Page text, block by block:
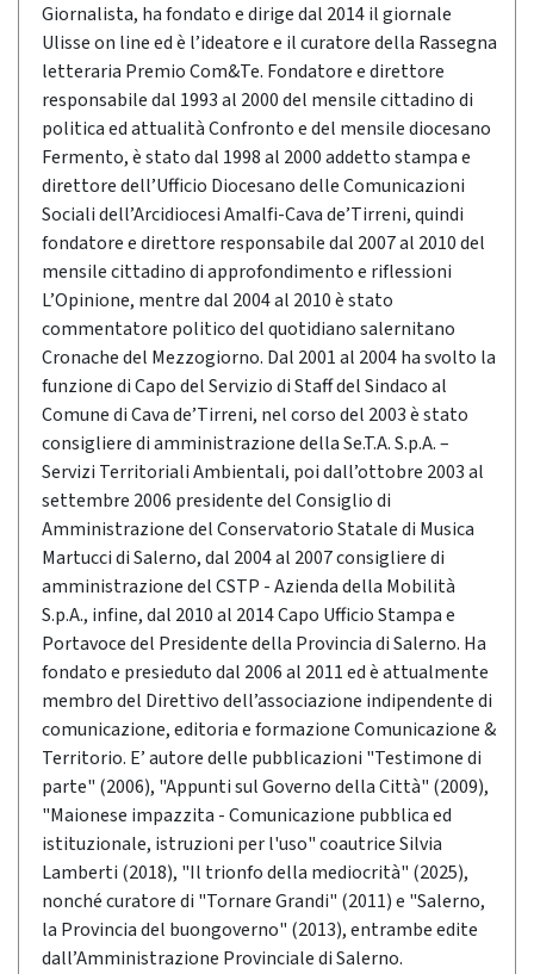
Giornalista, ha fondato e dirige dal 2014 il giornale
Ulisse on line ed è l’ideatore e il curatore della Rassegna
letteraria Premio Com&Te. Fondatore e direttore
responsabile dal 1993 al 2000 del mensile cittadino di
politica ed attualità Confronto e del mensile diocesano
Fermento, è stato dal 1998 al 2000 addetto stampa e
direttore dell’Ufficio Diocesano delle Comunicazioni
Sociali dell’Arcidiocesi Amalfi-Cava de’Tirreni, quindi
fondatore e direttore responsabile dal 2007 al 2010 del
mensile cittadino di approfondimento e riflessioni
L’Opinione, mentre dal 2004 al 2010 è stato
commentatore politico del quotidiano salernitano
Cronache del Mezzogiorno. Dal 2001 al 2004 ha svolto la
funzione di Capo del Servizio di Staff del Sindaco al
Comune di Cava de’Tirreni, nel corso del 2003 è stato
consigliere di amministrazione della Se.T.A. S.p.A. –
Servizi Territoriali Ambientali, poi dall’ottobre 2003 al
settembre 2006 presidente del Consiglio di
Amministrazione del Conservatorio Statale di Musica
Martucci di Salerno, dal 2004 al 2007 consigliere di
amministrazione del CSTP - Azienda della Mobilità
S.p.A., infine, dal 2010 al 2014 Capo Ufficio Stampa e
Portavoce del Presidente della Provincia di Salerno. Ha
fondato e presieduto dal 2006 al 2011 ed è attualmente
membro del Direttivo dell’associazione indipendente di
comunicazione, editoria e formazione Comunicazione &
Territorio. E’ autore delle pubblicazioni "Testimone di
parte" (2006), "Appunti sul Governo della Città" (2009),
"Maionese impazzita - Comunicazione pubblica ed
istituzionale, istruzioni per l'uso" coautrice Silvia
Lamberti (2018), "Il trionfo della mediocrità" (2025),
nonché curatore di "Tornare Grandi" (2011) e "Salerno,
la Provincia del buongoverno" (2013), entrambe edite
dall’Amministrazione Provinciale di Salerno.